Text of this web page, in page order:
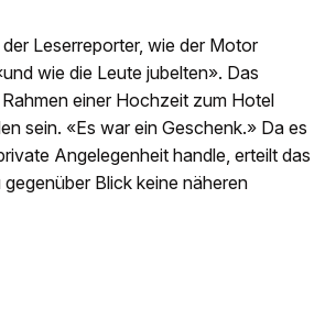
Leserreporter, wie der Motor
wie die Leute jubelten». Das
einer Hochzeit zum Hotel
sein. «Es war ein Geschenk.» Da es
Angelegenheit handle, erteilt das
Blick keine näheren